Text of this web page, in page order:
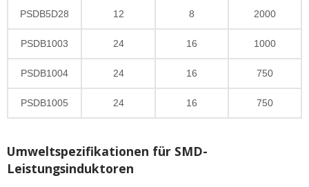
PSDB5D28 12 8 2000
PSDB1003 24 16 1000
PSDB1004 24 16 750
PSDB1005 24 16 750
Umweltspezifikationen für SMD-
Leistungsinduktoren